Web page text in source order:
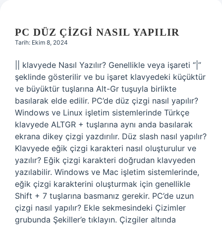
PC DÜZ ÇIZGI NASIL YAPILIR
Tarih: Ekim 8, 2024
|| klavyede Nasıl Yazılır? Genellikle veya işareti “|”
şeklinde gösterilir ve bu işaret klavyedeki küçüktür
ve büyüktür tuşlarına Alt-Gr tuşuyla birlikte
basılarak elde edilir. PC’de düz çizgi nasıl yapılır?
Windows ve Linux işletim sistemlerinde Türkçe
klavyede ALTGR + tuşlarına aynı anda basılarak
ekrana dikey çizgi yazdırılır. Düz slash nasıl yapılır?
Klavyede eğik çizgi karakteri nasıl oluşturulur ve
yazılır? Eğik çizgi karakteri doğrudan klavyeden
yazılabilir. Windows ve Mac işletim sistemlerinde,
eğik çizgi karakterini oluşturmak için genellikle
Shift + 7 tuşlarına basmanız gerekir. PC’de uzun
çizgi nasıl yapılır? Ekle sekmesindeki Çizimler
grubunda Şekiller’e tıklayın. Çizgiler altında